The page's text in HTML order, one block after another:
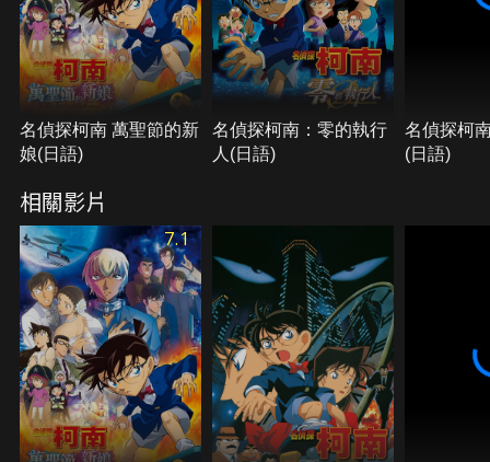
名偵探柯南 萬聖節的新
娘(日語)
名偵探柯南：零的執行
人(日語)
名偵探柯
(日語)
相關影片
7.1